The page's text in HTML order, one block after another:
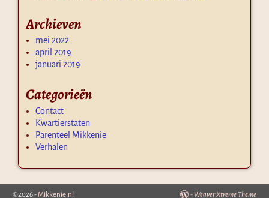
Archieven
mei 2022
april 2019
januari 2019
Categorieën
Contact
Kwartierstaten
Parenteel Mikkenie
Verhalen
©2026 -Mikkenie.nl - Weaver Xtreme Theme